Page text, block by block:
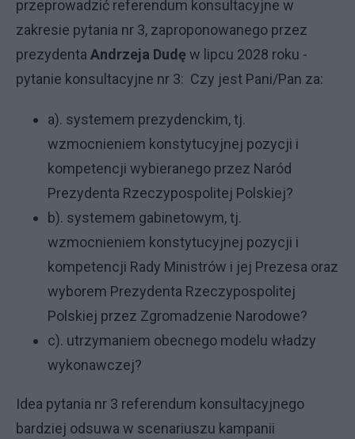
przeprowadzić referendum konsultacyjne w
zakresie pytania nr 3, zaproponowanego przez
prezydenta Andrzeja Dudę w lipcu 2028 roku -
pytanie konsultacyjne nr 3: Czy jest Pani/Pan za:
a). systemem prezydenckim, tj.
wzmocnieniem konstytucyjnej pozycji i
kompetencji wybieranego przez Naród
Prezydenta Rzeczypospolitej Polskiej?
b). systemem gabinetowym, tj.
wzmocnieniem konstytucyjnej pozycji i
kompetencji Rady Ministrów i jej Prezesa oraz
wyborem Prezydenta Rzeczypospolitej
Polskiej przez Zgromadzenie Narodowe?
c). utrzymaniem obecnego modelu władzy
wykonawczej?
Idea pytania nr 3 referendum konsultacyjnego
bardziej odsuwa w scenariuszu kampanii